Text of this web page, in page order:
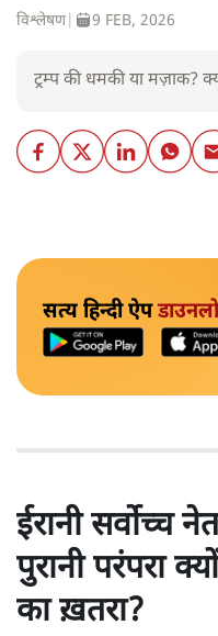
विश्लेषण| 9 FEB, 2026
ट्रम्प की धमकी या मज़ाक?
सत्य हिन्दी ऐप
ईरानी सर्वोच्च
पुरानी परंपरा
का ख़तरा?